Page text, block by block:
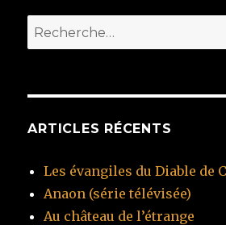
Recherche
pour
ARTICLES RÉCENTS
Les évangiles du Diable de
Anaon (série télévisée)
Au château de l’étrange